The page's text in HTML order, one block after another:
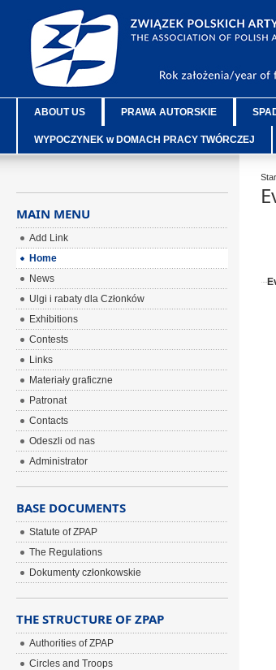
ABOUT US PRAWA AUTORSKIE
WYPOCZYNEK w DOMACH PRACY TWÓRCZEJ
MAIN MENU
Add Link
Home
News
Ulgi i rabaty dla Członków
Exhibitions
Contests
Links
Materiały graficzne
Patronat
Contacts
Odeszli od nas
Administrator
BASE DOCUMENTS
Statute of ZPAP
The Regulations
Dokumenty członkowskie
THE STRUCTURE OF ZPAP
Authorities of ZPAP
Circles and Troops